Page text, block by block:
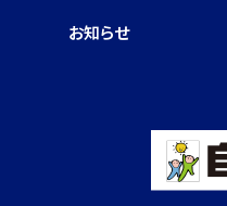
お知らせ